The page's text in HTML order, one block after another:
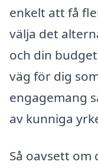
enkelt att få
välja det
och din
väg för dig
engagemang
av kunniga
Så oavsett om